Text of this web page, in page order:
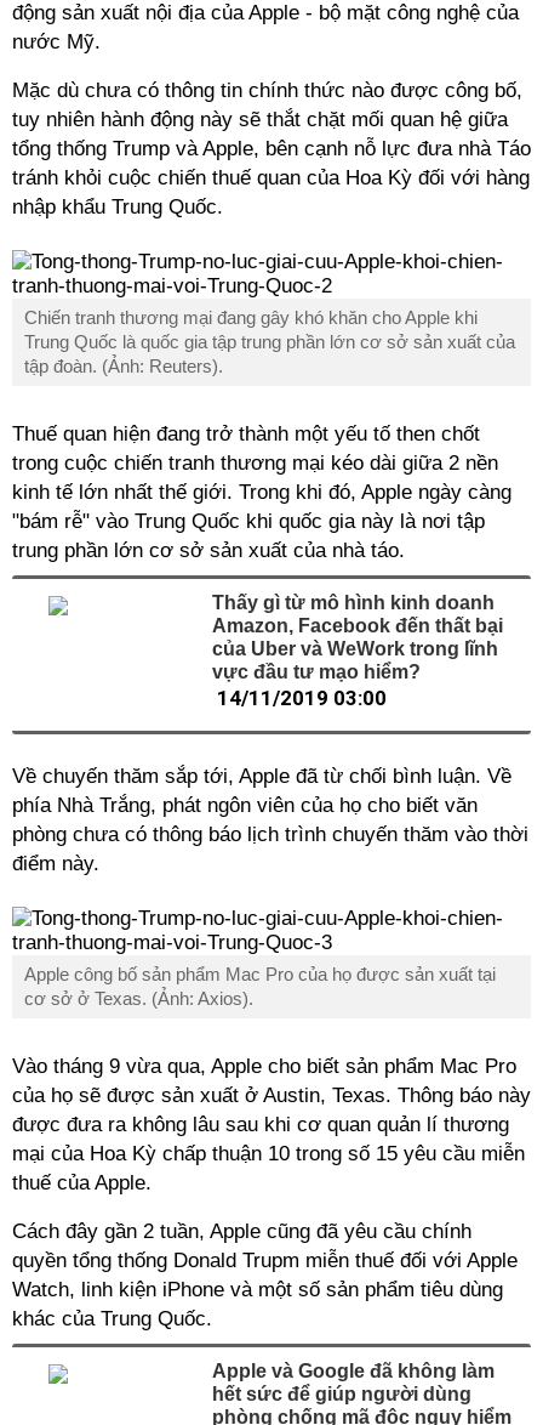
động sản xuất nội địa của Apple - bộ mặt công nghệ của
nước Mỹ.
Mặc dù chưa có thông tin chính thức nào được công bố,
tuy nhiên hành động này sẽ thắt chặt mối quan hệ giữa
tổng thống Trump và Apple, bên cạnh nỗ lực đưa nhà Táo
tránh khỏi cuộc chiến thuế quan của Hoa Kỳ đối với hàng
nhập khẩu Trung Quốc.
Chiến tranh thương mại đang gây khó khăn cho Apple khi
Trung Quốc là quốc gia tập trung phần lớn cơ sở sản xuất của
tập đoàn. (Ảnh: Reuters).
Thuế quan hiện đang trở thành một yếu tố then chốt
trong cuộc chiến tranh thương mại kéo dài giữa 2 nền
kinh tế lớn nhất thế giới. Trong khi đó, Apple ngày càng
"bám rễ" vào Trung Quốc khi quốc gia này là nơi tập
trung phần lớn cơ sở sản xuất của nhà táo.
Thấy gì từ mô hình kinh doanh
Amazon, Facebook đến thất bại
của Uber và WeWork trong lĩnh
vực đầu tư mạo hiểm?
14/11/2019 03:00
Về chuyến thăm sắp tới, Apple đã từ chối bình luận. Về
phía Nhà Trắng, phát ngôn viên của họ cho biết văn
phòng chưa có thông báo lịch trình chuyến thăm vào thời
điểm này.
Apple công bố sản phẩm Mac Pro của họ được sản xuất tại
cơ sở ở Texas. (Ảnh: Axios).
Vào tháng 9 vừa qua, Apple cho biết sản phẩm Mac Pro
của họ sẽ được sản xuất ở Austin, Texas. Thông báo này
được đưa ra không lâu sau khi cơ quan quản lí thương
mại của Hoa Kỳ chấp thuận 10 trong số 15 yêu cầu miễn
thuế của Apple.
Cách đây gần 2 tuần, Apple cũng đã yêu cầu chính
quyền tổng thống Donald Trupm miễn thuế đối với Apple
Watch, linh kiện iPhone và một số sản phẩm tiêu dùng
khác của Trung Quốc.
Apple và Google đã không làm
hết sức để giúp người dùng
phòng chống mã độc nguy hiểm